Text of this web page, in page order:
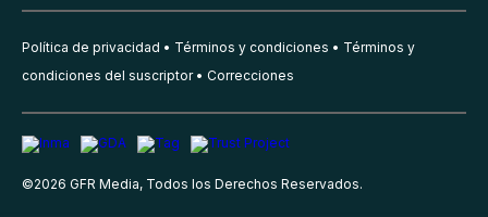
Política de privacidad Términos y condiciones
Términos y
condiciones del suscriptor
Correcciones
©2026 GFR Media, Todos los Derechos Reservados.